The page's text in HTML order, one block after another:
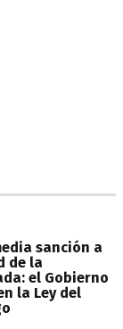
sanción a
de la
el Gobierno
la Ley del